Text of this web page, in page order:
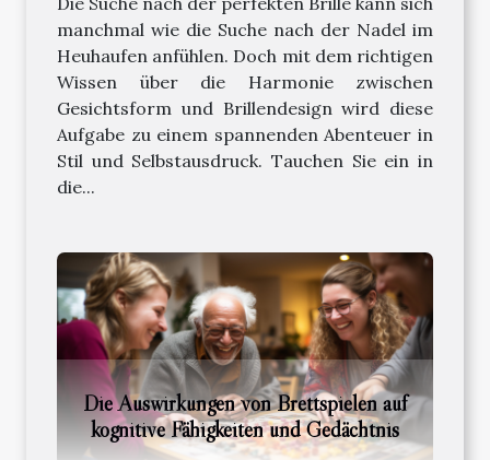
manchmal wie die Suche nach der Nadel im
Heuhaufen anfühlen. Doch mit dem richtigen
Wissen über die Harmonie zwischen
Gesichtsform und Brillendesign wird diese
Aufgabe zu einem spannenden Abenteuer in
Stil und Selbstausdruck. Tauchen Sie ein in
die...
Die Auswirkungen von Brettspielen auf
kognitive Fähigkeiten und Gedächtnis